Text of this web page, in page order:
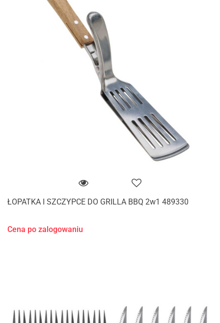
ŁOPATKA I SZCZYPCE DO GRILLA BBQ 2w1 489330
Cena po zalogowaniu